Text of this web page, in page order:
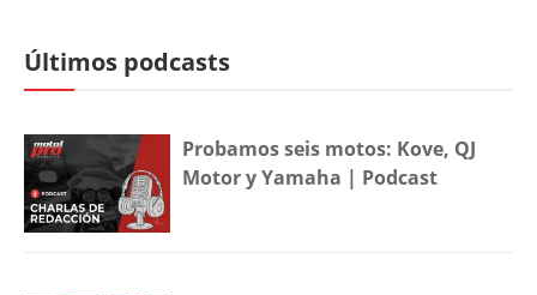
Últimos podcasts
Probamos seis motos: Kove, QJ
Motor y Yamaha | Podcast